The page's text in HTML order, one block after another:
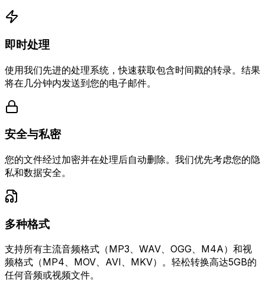
即时处理
使用我们先进的处理系统，快速获取包含时间戳的转录。结果
将在几分钟内发送到您的电子邮件。
安全与私密
您的文件经过加密并在处理后自动删除。我们优先考虑您的隐
私和数据安全。
多种格式
支持所有主流音频格式（MP3、WAV、OGG、M4A）和视
频格式（MP4、MOV、AVI、MKV）。轻松转换高达5GB的
任何音频或视频文件。